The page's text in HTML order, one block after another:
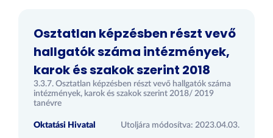
Osztatlan képzésben részt vevő
hallgatók száma intézmények,
karok és szakok szerint 2018
3.3.7. Osztatlan képzésben részt vevő hallgatók száma
intézmények, karok és szakok szerint 2018/ 2019
tanévre
Oktatási Hivatal Utoljára módosítva: 2023.04.03.